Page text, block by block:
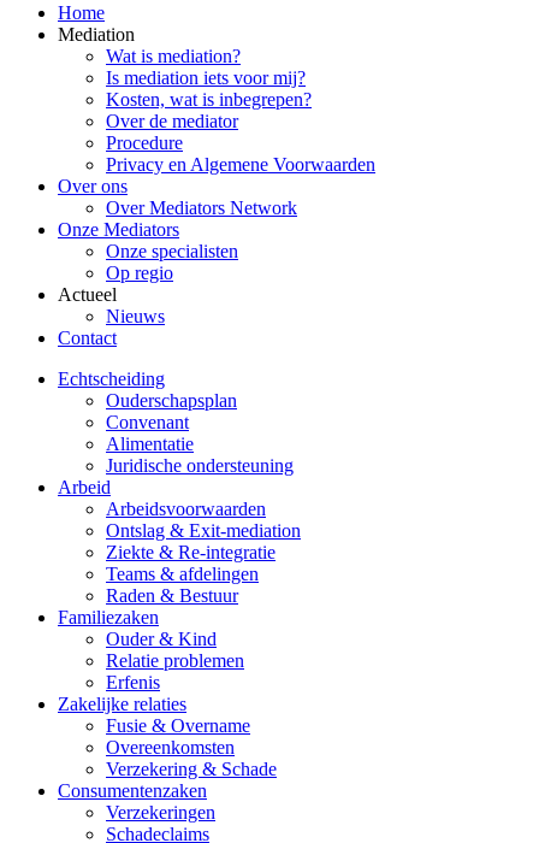
Home
Mediation
Wat is mediation?
Is mediation iets voor mij?
Kosten, wat is inbegrepen?
Over de mediator
Procedure
Privacy en Algemene Voorwaarden
Over ons
Over Mediators Network
Onze Mediators
Onze specialisten
Op regio
Actueel
Nieuws
Contact
Echtscheiding
Ouderschapsplan
Convenant
Alimentatie
Juridische ondersteuning
Arbeid
Arbeidsvoorwaarden
Ontslag & Exit-mediation
Ziekte & Re-integratie
Teams & afdelingen
Raden & Bestuur
Familiezaken
Ouder & Kind
Relatie problemen
Erfenis
Zakelijke relaties
Fusie & Overname
Overeenkomsten
Verzekering & Schade
Consumentenzaken
Verzekeringen
Schadeclaims